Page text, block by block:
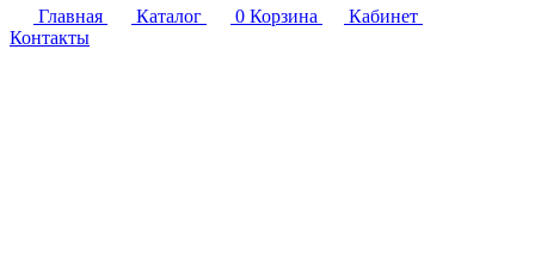
Главная
Каталог 0 Корзина
Кабинет
Контакты